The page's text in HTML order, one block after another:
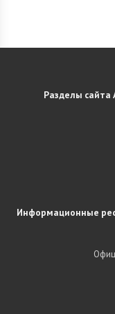
Разделы сайта
Информационные